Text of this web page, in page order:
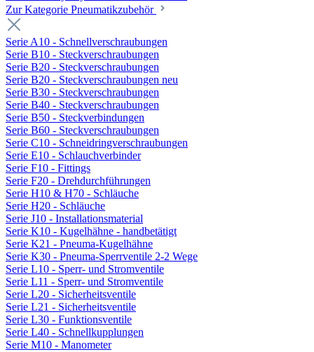
Zur Kategorie Pneumatikzubehör
Serie A10 - Schnellverschraubungen
Serie B10 - Steckverschraubungen
Serie B20 - Steckverschraubungen
Serie B20 - Steckverschraubungen neu
Serie B30 - Steckverschraubungen
Serie B40 - Steckverschraubungen
Serie B50 - Steckverbindungen
Serie B60 - Steckverschraubungen
Serie C10 - Schneidringverschraubungen
Serie E10 - Schlauchverbinder
Serie F10 - Fittings
Serie F20 - Drehdurchführungen
Serie H10 & H70 - Schläuche
Serie H20 - Schläuche
Serie J10 - Installationsmaterial
Serie K10 - Kugelhähne - handbetätigt
Serie K21 - Pneuma-Kugelhähne
Serie K30 - Pneuma-Sperrventile 2-2 Wege
Serie L10 - Sperr- und Stromventile
Serie L11 - Sperr- und Stromventile
Serie L20 - Sicherheitsventile
Serie L21 - Sicherheitsventile
Serie L30 - Funktionsventile
Serie L40 - Schnellkupplungen
Serie M10 - Manometer